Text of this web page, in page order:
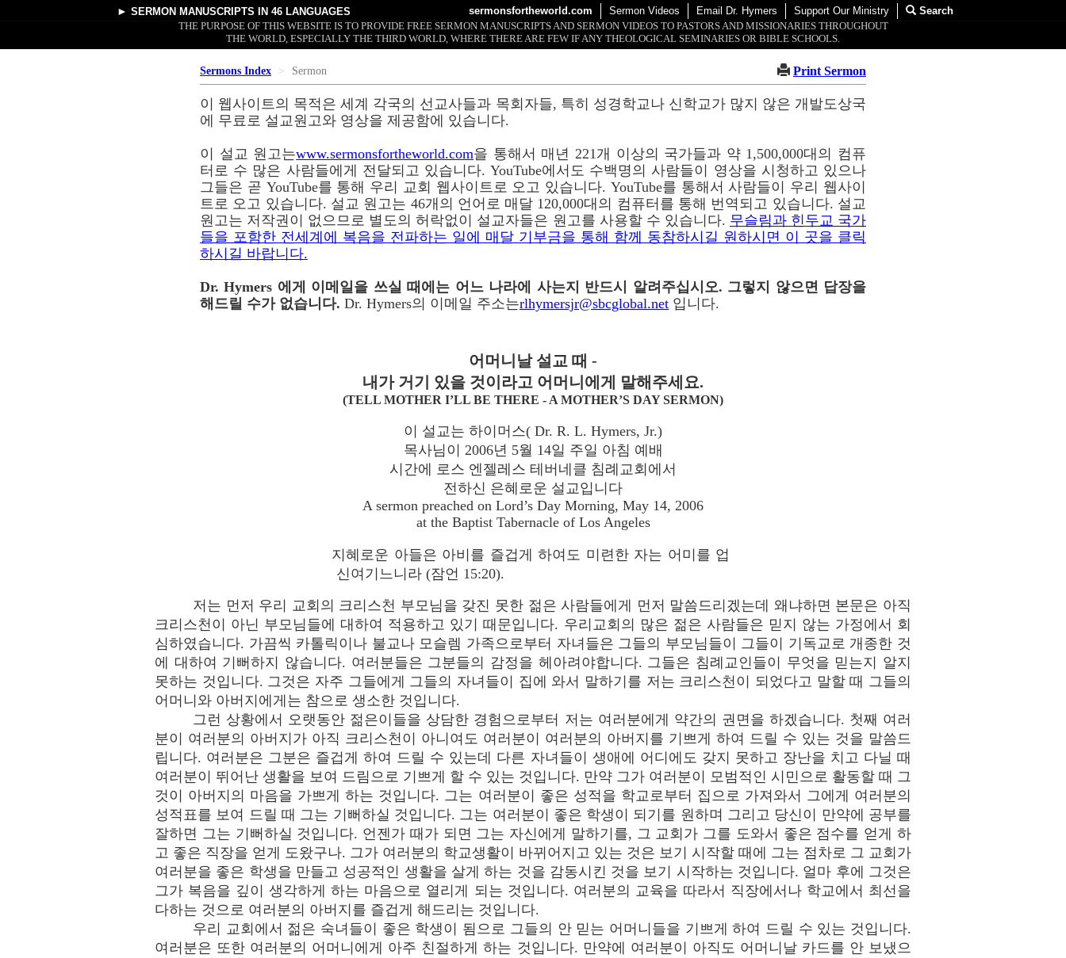
► SERMON MANUSCRIPTS IN 46 LANGUAGES sermonsfortheworld.com Sermon Videos Email Dr. Hymers Support Our Ministry
Search
THE PURPOSE OF THIS WEBSITE IS TO PROVIDE FREE SERMON MANUSCRIPTS AND SERMON VIDEOS TO PASTORS AND MISSIONARIES THROUGHOUT
THE WORLD, ESPECIALLY THE THIRD WORLD, WHERE THERE ARE FEW IF ANY THEOLOGICAL SEMINARIES OR BIBLE SCHOOLS.
Sermons Index Sermon Print Sermon
이 웹사이트의 목적은 세계 각국의 선교사들과 목회자들, 특히 성경학교나 신학교가 많지 않은 개발도상국
에 무료로 설교원고와 영상을 제공함에 있습니다.
이 설교 원고는www.sermonsfortheworld.com을 통해서 매년 221개 이상의 국가들과 약 1,500,000대의 컴퓨
터로 수 많은 사람들에게 전달되고 있습니다. YouTube에서도 수백명의 사람들이 영상을 시청하고 있으나
그들은 곧 YouTube를 통해 우리 교회 웹사이트로 오고 있습니다. YouTube를 통해서 사람들이 우리 웹사이
트로 오고 있습니다. 설교 원고는 46개의 언어로 매달 120,000대의 컴퓨터를 통해 번역되고 있습니다. 설교
원고는 저작권이 없으므로 별도의 허락없이 설교자들은 원고를 사용할 수 있습니다. 무슬림과 힌두교 국가
들을 포함한 전세계에 복음을 전파하는 일에 매달 기부금을 통해 함께 동참하시길 원하시면 이 곳을 클릭
하시길 바랍니다.
Dr. Hymers 에게 이메일을 쓰실 때에는 어느 나라에 사는지 반드시 알려주십시오. 그렇지 않으면 답장을
해드릴 수가 없습니다. Dr. Hymers의 이메일 주소는rlhymersjr@sbcglobal.net 입니다.
어머니날 설교 때 -
내가 거기 있을 것이라고 어머니에게 말해주세요.
(TELL MOTHER I’LL BE THERE - A MOTHER’S DAY SERMON)
이 설교는 하이머스( Dr. R. L. Hymers, Jr.)
목사님이 2006년 5월 14일 주일 아침 예배
시간에 로스 엔젤레스 테버네클 침례교회에서
전하신 은혜로운 설교입니다
A sermon preached on Lord’s Day Morning, May 14, 2006
at the Baptist Tabernacle of Los Angeles
지혜로운 아들은 아비를 즐겁게 하여도 미련한 자는 어미를 업
신여기느니라 (잠언 15:20).
저는 먼저 우리 교회의 크리스천 부모님을 갖진 못한 젊은 사람들에게 먼저 말씀드리겠는데 왜냐하면 본문은 아직
크리스천이 아닌 부모님들에 대하여 적용하고 있기 때문입니다. 우리교회의 많은 젊은 사람들은 믿지 않는 가정에서 회
심하였습니다. 가끔씩 카톨릭이나 불교나 모슬렘 가족으로부터 자녀들은 그들의 부모님들이 그들이 기독교로 개종한 것
에 대하여 기뻐하지 않습니다. 여러분들은 그분들의 감정을 헤아려야합니다. 그들은 침례교인들이 무엇을 믿는지 알지
못하는 것입니다. 그것은 자주 그들에게 그들의 자녀들이 집에 와서 말하기를 저는 크리스천이 되었다고 말할 때 그들의
어머니와 아버지에게는 참으로 생소한 것입니다.
그런 상황에서 오랫동안 젊은이들을 상담한 경험으로부터 저는 여러분에게 약간의 권면을 하겠습니다. 첫째 여러
분이 여러분의 아버지가 아직 크리스천이 아니여도 여러분이 여러분의 아버지를 기쁘게 하여 드릴 수 있는 것을 말씀드
립니다. 여러분은 그분은 즐겁게 하여 드릴 수 있는데 다른 자녀들이 생애에 어디에도 갖지 못하고 장난을 치고 다닐 때
여러분이 뛰어난 생활을 보여 드림으로 기쁘게 할 수 있는 것입니다. 만약 그가 여러분이 모범적인 시민으로 활동할 때 그
것이 아버지의 마음을 가쁘게 하는 것입니다. 그는 여러분이 좋은 성적을 학교로부터 집으로 가져와서 그에게 여러분의
성적표를 보여 드릴 때 그는 기뻐하실 것입니다. 그는 여러분이 좋은 학생이 되기를 원하며 그리고 당신이 만약에 공부를
잘하면 그는 기뻐하실 것입니다. 언젠가 때가 되면 그는 자신에게 말하기를, 그 교회가 그를 도와서 좋은 점수를 얻게 하
고 좋은 직장을 얻게 도왔구나. 그가 여러분의 학교생활이 바뀌어지고 있는 것은 보기 시작할 때에 그는 점차로 그 교회가
여러분을 좋은 학생을 만들고 성공적인 생활을 살게 하는 것을 감동시킨 것을 보기 시작하는 것입니다. 얼마 후에 그것은
그가 복음을 깊이 생각하게 하는 마음으로 열리게 되는 것입니다. 여러분의 교육을 따라서 직장에서나 학교에서 최선을
다하는 것으로 여러분의 아버지를 즐겁게 해드리는 것입니다.
우리 교회에서 젊은 숙녀들이 좋은 학생이 됨으로 그들의 안 믿는 어머니들을 기쁘게 하여 드릴 수 있는 것입니다.
여러분은 또한 여러분의 어머니에게 아주 친절하게 하는 것입니다. 만약에 여러분이 아직도 어머니날 카드를 안 보냈으